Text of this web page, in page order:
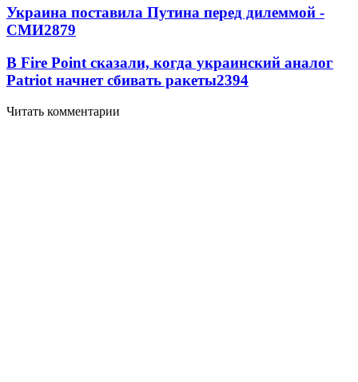
Украина поставила Путина перед дилеммой -
СМИ2879
В Fire Point сказали, когда украинский аналог
Patriot начнет сбивать ракеты2394
Читать комментарии